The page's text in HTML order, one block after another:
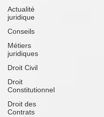
Actualité
juridique
Conseils
Métiers
juridiques
Droit Civil
Droit
Constitutionnel
Droit des
Contrats